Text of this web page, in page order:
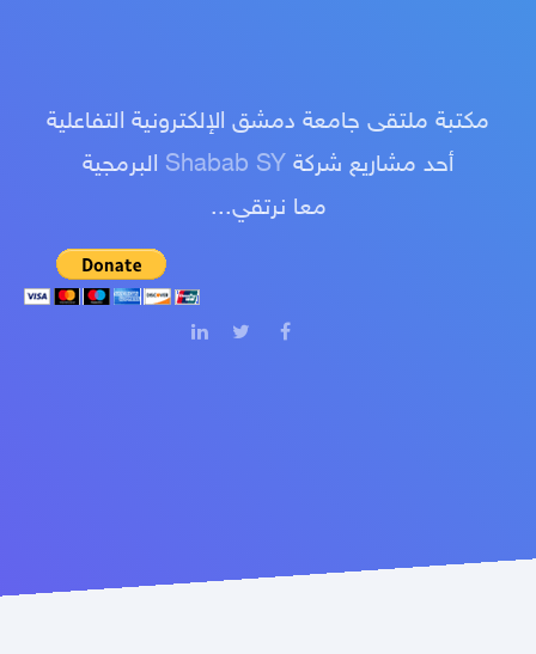
مكتبة ملتقى جامعة دمشق الإلكترونية التفاعلية
أحد مشاريع شركة Shabab SY البرمجية
معا نرتقي...